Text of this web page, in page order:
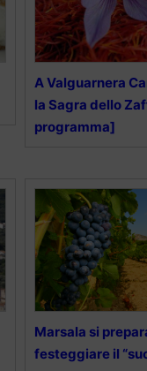
A Valguarnera
la Sagra dello
programma]
Marsala si
festeggiare il